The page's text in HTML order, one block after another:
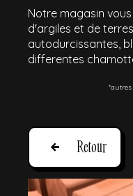
Notre magasin
d'argiles et de
autodurcissantes,
differentes
Retour